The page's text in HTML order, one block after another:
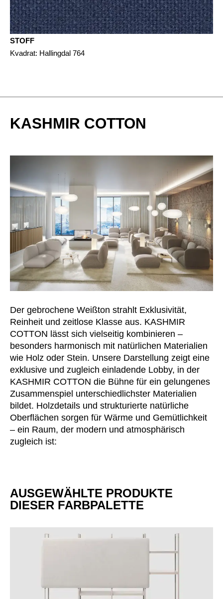
STOFF
Kvadrat: Hallingdal 764
KASHMIR COTTON
Der gebrochene Weißton strahlt Exklusivität,
Reinheit und zeitlose Klasse aus. KASHMIR
COTTON lässt sich vielseitig kombinieren –
besonders harmonisch mit natürlichen Materialien
wie Holz oder Stein. Unsere Darstellung zeigt eine
exklusive und zugleich einladende Lobby, in der
KASHMIR COTTON die Bühne für ein gelungenes
Zusammenspiel unterschiedlichster Materialien
bildet. Holzdetails und strukturierte natürliche
Oberflächen sorgen für Wärme und Gemütlichkeit
– ein Raum, der modern und atmosphärisch
zugleich ist:
AUSGEWÄHLTE PRODUKTE
DIESER FARBPALETTE